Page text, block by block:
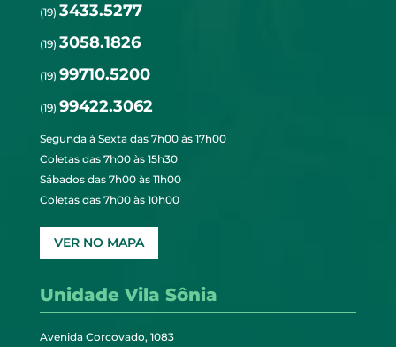
(19) 3433.5277
(19) 3058.1826
(19) 99710.5200
(19) 99422.3062
Segunda à Sexta das 7h00 às 17h00
Coletas das 7h00 às 15h30
Sábados das 7h00 às 11h00
Coletas das 7h00 às 10h00
VER NO MAPA
Unidade Vila Sônia
Avenida Corcovado, 1083